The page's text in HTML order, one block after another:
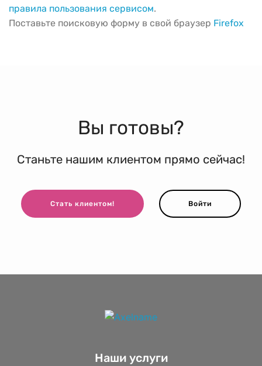
правила пользования сервисом.
Поставьте поисковую форму в свой браузер Firefox
Вы готовы?
Станьте нашим клиентом прямо сейчас!
Стать клиентом! Войти
Наши услуги